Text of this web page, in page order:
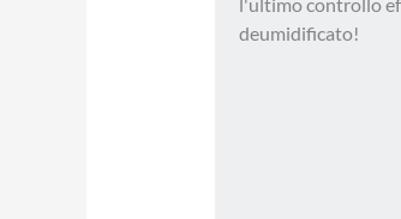
deumidificato!